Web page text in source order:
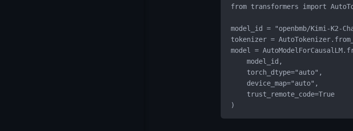
from transformers import
model_id = "openbmb/Kimi-K2-
tokenizer =
model =
    model_id,
    torch_dtype="auto",
    device_map="auto",
    trust_remote_code=True
)